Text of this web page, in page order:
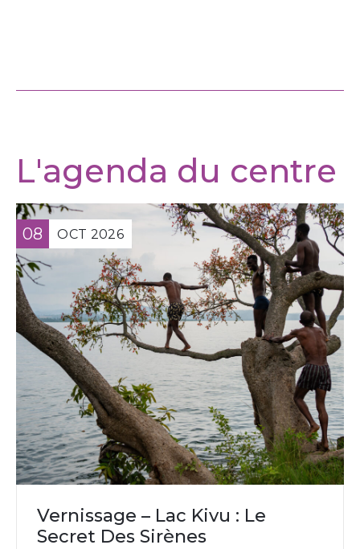
L'agenda du centre
08 OCT 2026
Vernissage – Lac Kivu : Le
Secret Des Sirènes